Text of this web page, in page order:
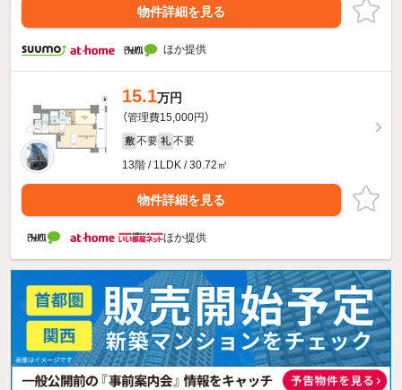
物件詳細を見る
ほか提供
15.1万円
（管理費15,000円）
敷 不要 礼 不要
13階 / 1LDK / 30.72㎡
物件詳細を見る
ほか提供